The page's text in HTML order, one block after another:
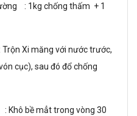
: 1kg chống thấm + 1
với nư­ớc trư­ớc,
cục), sau đó đổ chống
đều.
mẳt trong vòng 30